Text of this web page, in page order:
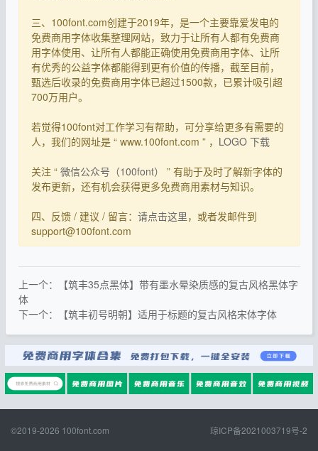
三、100font.com创建于2019年，是一个主要靠爱发电的
免费商用字体收集整理网站，致力于让所有人都有免费商
用字体使用、让所有人都能正确使用免费商用字体、让所
有优秀的公益字体都能得到更有价值的传播，截至目前，
甄选后收录的免费商用字体已超过1500款，已累计吸引超
700万用户。
若觉得100font对工作学习有帮助，可分享给更多有需要的
人，我们的网址是 “ www.100font.com ” ， LOGO 下载
关注 “ 微信公众号（100font）
” 有助于及时了解新字体的
发布更新，还有机会获得更多免费商用素材与知识。
四、反馈 / 建议 / 留言： 请点击这里，或者发邮件到
support@100font.com
上一个：【筑丰35点黑体】带有墨水晕染质感的复古风格黑体字
体
下一个：【筑丰初号明朝】适用于标题的复古风格宋体字体
©2019-2026 100font.com 琼ICP备2021003719号-2